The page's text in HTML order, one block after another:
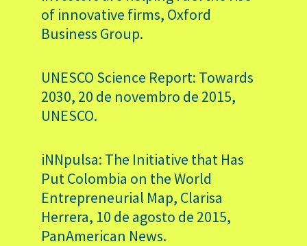
of innovative firms, Oxford
Business Group.
UNESCO Science Report: Towards
2030, 20 de novembro de 2015,
UNESCO.
iNNpulsa: The Initiative that Has
Put Colombia on the World
Entrepreneurial Map, Clarisa
Herrera, 10 de agosto de 2015,
PanAmerican News.